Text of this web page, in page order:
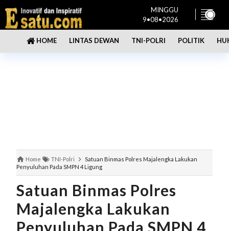
MINGGU
9•08•2026
HOME LINTAS DEWAN TNI-POLRI POLITIK
Home TNI-Polri
Satuan Binmas Polres Majalengka Lakukan
Penyuluhan Pada SMPN 4 Ligung
Satuan Binmas Polres
Majalengka Lakukan
Penyuluhan Pada SMPN 4